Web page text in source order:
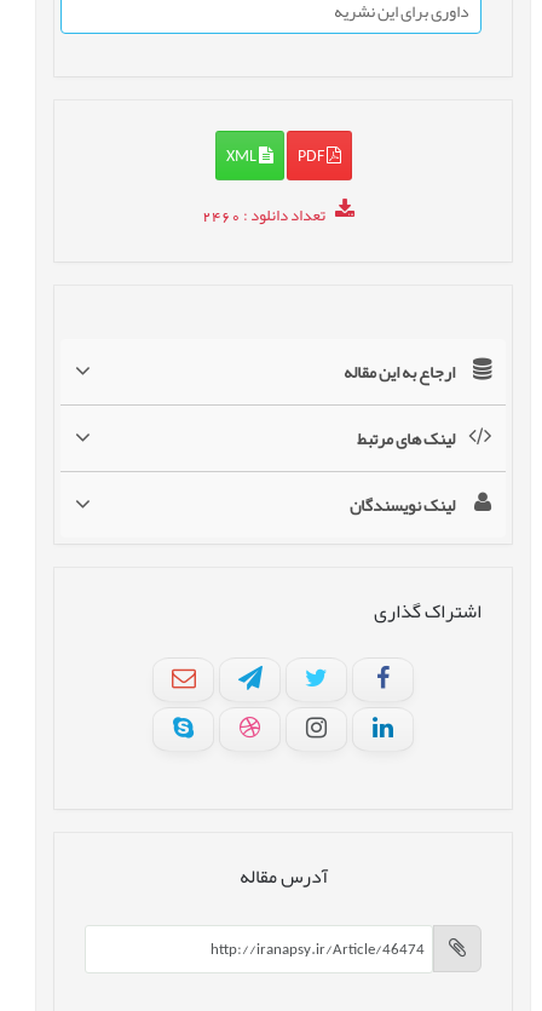
داوری برای این نشریه
PDF
XML
تعداد دانلود: 2460
ارجاع به این مقاله
لینک های مرتبط
لینک نویسندگان
اشتراک گذاری
آدرس مقاله